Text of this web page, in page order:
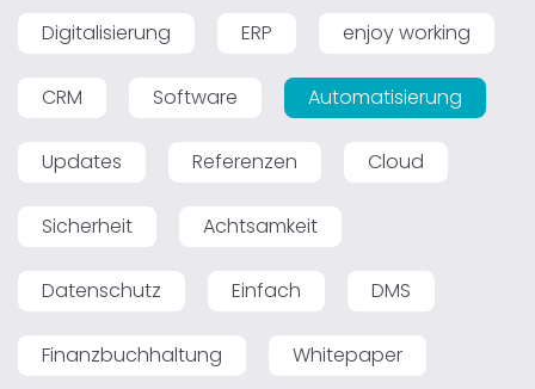
Digitalisierung ERP enjoy working
CRM Software Automatisierung
Updates Referenzen Cloud
Sicherheit Achtsamkeit
Datenschutz Einfach DMS
Finanzbuchhaltung Whitepaper